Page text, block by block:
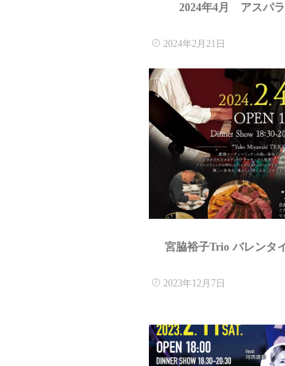
2024年4月 アスパ
2024年2月21日
宮脇裕子Trio バレンタ
2023年12月7日